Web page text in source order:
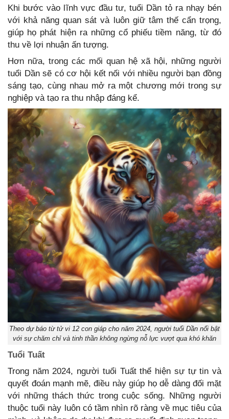
Khi bước vào lĩnh vực đầu tư, tuổi Dần tỏ ra nhạy bén
với khả năng quan sát và luôn giữ tâm thế cẩn trọng,
giúp họ phát hiện ra những cổ phiếu tiềm năng, từ đó
thu về lợi nhuận ấn tượng.
Hơn nữa, trong các mối quan hệ xã hội, những người
tuổi Dần sẽ có cơ hội kết nối với nhiều người bạn đồng
sáng tạo, cùng nhau mở ra một chương mới trong sự
nghiệp và tạo ra thu nhập đáng kể.
Theo dự báo từ tử vi 12 con giáp cho năm 2024, người tuổi Dần nổi bật
với sự chăm chỉ và tinh thần không ngừng nỗ lực vượt qua khó khăn
Tuổi Tuất
Trong năm 2024, người tuổi Tuất thể hiện sự tự tin và
quyết đoán mạnh mẽ, điều này giúp họ dễ dàng đối mặt
với những thách thức trong cuộc sống. Những người
thuộc tuổi này luôn có tầm nhìn rõ ràng về mục tiêu của